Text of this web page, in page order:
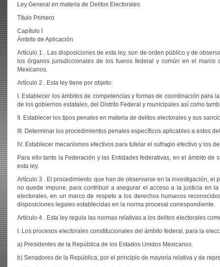
Ley General en materia de Delitos Electorales
Título Primero
Capítulo I
Ámbito de Aplicación
Artículo 1 . Las disposiciones de esta ley, son de orden público y de
los órganos jurisdiccionales de los fueros federal y común en el
Mexicanos.
Artículo 2 . Esta ley tiene por objeto:
I. Establecer los ámbitos de competencias y formas de coordinación
de los gobiernos estatales, del Distrito Federal y municipales así como
II. Establecer los tipos penales en materia de delitos electorales y sus
III. Determinar los procedimientos penales específicos aplicables a estos
IV. Establecer mecanismos efectivos para tutelar el sufragio efectivo y los
Para ello tanto la Federación y las Entidades federativas, en el ámbito
esta ley.
Artículo 3 . El procedimiento que han de observarse en la investigación,
no quede impune, para contribuir a asegurar el acceso a la justicia en
electorales, en un marco de respeto a los derechos humanos
disposiciones legales establecidas en la norma procesal correspondiente.
Artículo 4 . Esta ley regula las normas relativas a los delitos electorales
I. Los procesos electorales constitucionales del ámbito federal, para la
a) Presidentes de la República de los Estados Unidos Mexicanos.
b) Senadores de la República, por el principio de mayoría relativa y de